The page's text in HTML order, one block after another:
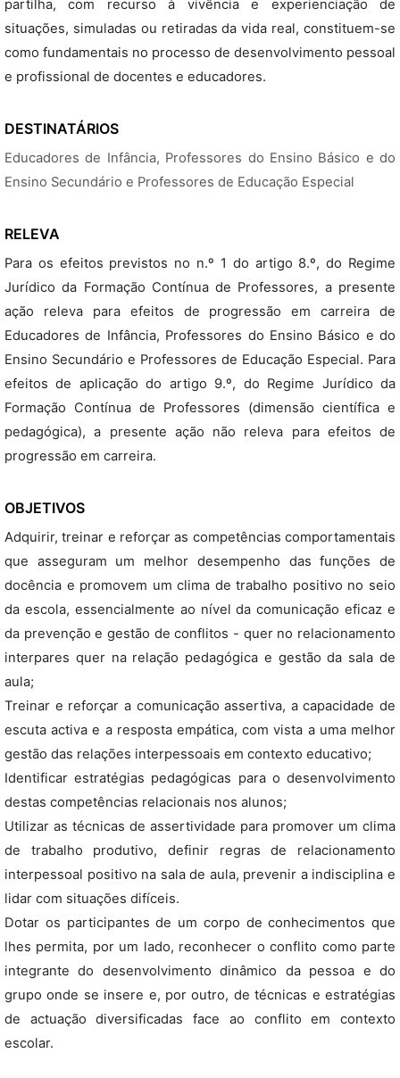
partilha, com recurso à vivência e experienciação de
situações, simuladas ou retiradas da vida real, constituem-se
como fundamentais no processo de desenvolvimento pessoal
e profissional de docentes e educadores.
DESTINATÁRIOS
Educadores de Infância, Professores do Ensino Básico e do
Ensino Secundário e Professores de Educação Especial
RELEVA
Para os efeitos previstos no n.º 1 do artigo 8.º, do Regime
Jurídico da Formação Contínua de Professores, a presente
ação releva para efeitos de progressão em carreira de
Educadores de Infância, Professores do Ensino Básico e do
Ensino Secundário e Professores de Educação Especial. Para
efeitos de aplicação do artigo 9.º, do Regime Jurídico da
Formação Contínua de Professores (dimensão científica e
pedagógica), a presente ação não releva para efeitos de
progressão em carreira.
OBJETIVOS
Adquirir, treinar e reforçar as competências comportamentais
que asseguram um melhor desempenho das funções de
docência e promovem um clima de trabalho positivo no seio
da escola, essencialmente ao nível da comunicação eficaz e
da prevenção e gestão de conflitos - quer no relacionamento
interpares quer na relação pedagógica e gestão da sala de
aula;
Treinar e reforçar a comunicação assertiva, a capacidade de
escuta activa e a resposta empática, com vista a uma melhor
gestão das relações interpessoais em contexto educativo;
Identificar estratégias pedagógicas para o desenvolvimento
destas competências relacionais nos alunos;
Utilizar as técnicas de assertividade para promover um clima
de trabalho produtivo, definir regras de relacionamento
interpessoal positivo na sala de aula, prevenir a indisciplina e
lidar com situações difíceis.
Dotar os participantes de um corpo de conhecimentos que
lhes permita, por um lado, reconhecer o conflito como parte
integrante do desenvolvimento dinâmico da pessoa e do
grupo onde se insere e, por outro, de técnicas e estratégias
de actuação diversificadas face ao conflito em contexto
escolar.